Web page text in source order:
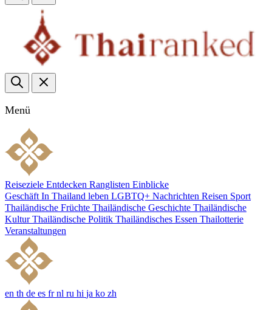
Menü
Reiseziele Entdecken Ranglisten Einblicke
Geschäft In Thailand leben LGBTQ+ Nachrichten Reisen Sport
Thailändische Früchte Thailändische Geschichte Thailändische
Kultur Thailändische Politik Thailändisches Essen Thailotterie
Veranstaltungen
en th de es fr nl ru hi ja ko zh